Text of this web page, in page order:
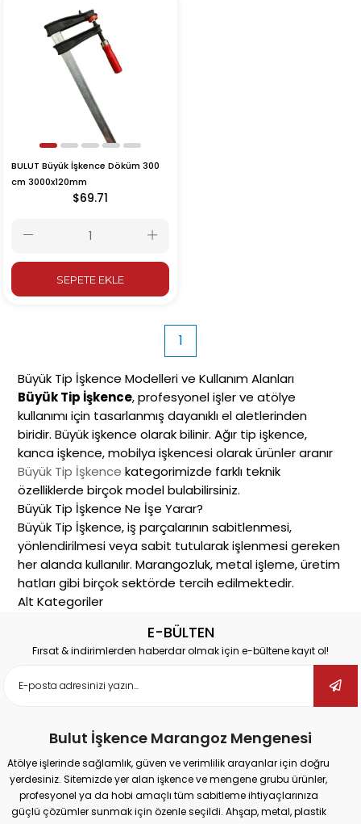
BULUT Büyük İşkence Döküm 300
cm 3000x120mm
$69.71
SEPETE EKLE
1
Büyük Tip İşkence Modelleri ve Kullanım Alanları
Büyük Tip İşkence, profesyonel işler ve atölye
kullanımı için tasarlanmış dayanıklı el aletlerinden
biridir. Büyük işkence olarak bilinir. Ağır tip işkence,
kanca işkence, mobilya işkencesi olarak ürünler aranır
Büyük Tip İşkence kategorimizde farklı teknik
özelliklerde birçok model bulabilirsiniz.
Büyük Tip İşkence Ne İşe Yarar?
Büyük Tip İşkence, iş parçalarının sabitlenmesi,
yönlendirilmesi veya sabit tutularak işlenmesi gereken
her alanda kullanılır. Marangozluk, metal işleme, üretim
hatları gibi birçok sektörde tercih edilmektedir.
Alt Kategoriler
Büyük Tip İşkence kategorisi içinde yer alan ürün
Büyük Tip İşkenceseçerken kullanım amacınıza,
parçaların boyutuna ve uygulama alanına göre seçim
yapmalısınız. Ergonomik yapılar ve yüksek sabitleme
gücüne sahip ürünler işlerinizde verim sağlar.
Bulut İşkence Kalitesiyle Güvenli Alışveriş
Bulut İşkencemarkası altında sunulan tümbüyük tip
işkenceürünleri kalite kontrol süreçlerinden geçmekte
ve uzun ömürlü kullanım için tasarlanmaktadır. Online
E-BÜLTEN
Fırsat & indirimlerden haberdar olmak için e-bültene kayıt ol!
Bulut İşkence Marangoz Mengenesi
Atölye işlerinde sağlamlık, güven ve verimlilik arayanlar için doğru
yerdesiniz. Sitemizde yer alan işkence ve mengene grubu ürünler,
profesyonel ya da hobi amaçlı tüm sabitleme ihtiyaçlarınıza
güçlü çözümler sunmak için özenle seçildi. Ahşap, metal, plastik